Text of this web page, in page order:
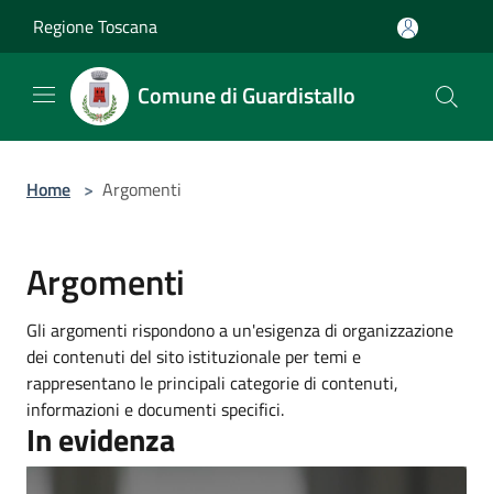
Regione Toscana
Comune di Guardistallo
Home > Argomenti
Argomenti
Gli argomenti rispondono a un'esigenza di organizzazione
dei contenuti del sito istituzionale per temi e
rappresentano le principali categorie di contenuti,
informazioni e documenti specifici.
In evidenza